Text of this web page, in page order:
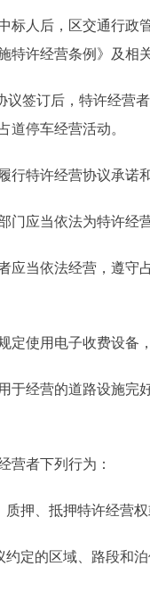
标人后，区交通行政
特许经营条例》及相
签订后，特许经营
道停车经营活动。
特许经营协议承诺
门应当依法为特许
应当依法经营，遵守
使用电子收费设备
经营的道路设施完好
营者下列行为：
、抵押特许经营权
定的区域、路段和泊